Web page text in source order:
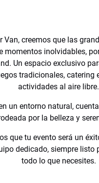
Van, creemos que las
momentos inolvidables,
Un espacio exclusivo
tradicionales, catering
actividades al aire libre.
un entorno natural,
por la belleza y
que tu evento será un
dedicado, siempre listo
todo lo que necesites.